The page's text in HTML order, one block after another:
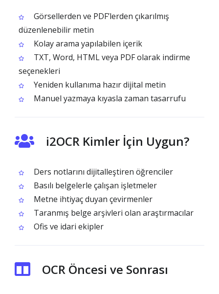
Görsellerden ve PDF’lerden çıkarılmış
düzenlenebilir metin
Kolay arama yapılabilen içerik
TXT, Word, HTML veya PDF olarak indirme
seçenekleri
Yeniden kullanıma hazır dijital metin
Manuel yazmaya kıyasla zaman tasarrufu
i2OCR Kimler İçin Uygun?
Ders notlarını dijitalleştiren öğrenciler
Basılı belgelerle çalışan işletmeler
Metne ihtiyaç duyan çevirmenler
Taranmış belge arşivleri olan araştırmacılar
Ofis ve idari ekipler
OCR Öncesi ve Sonrası